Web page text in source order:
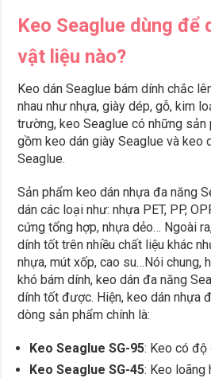
Keo Seaglue dùng để
vật liệu nào?
Keo dán Seaglue bám dính chắc
nhau như nhựa, giày dép, gỗ, kim
trường, keo Seaglue có những sản
gồm keo dán giày Seaglue và keo
Seaglue.
Sản phẩm keo dán nhựa đa năng
dán các loại như: nhựa PET, PP,
cứng tổng hợp, nhựa dẻo… Ngoài
dính tốt trên nhiều chất liệu khác
nhựa, mút xốp, cao su…Nói chung,
khó bám dính, keo dán đa năng
dính tốt được. Hiện, keo dán nhựa
dòng sản phẩm chính là:
Keo Seaglue SG-95: Keo có
Keo Seaglue SG-45: Keo loãng